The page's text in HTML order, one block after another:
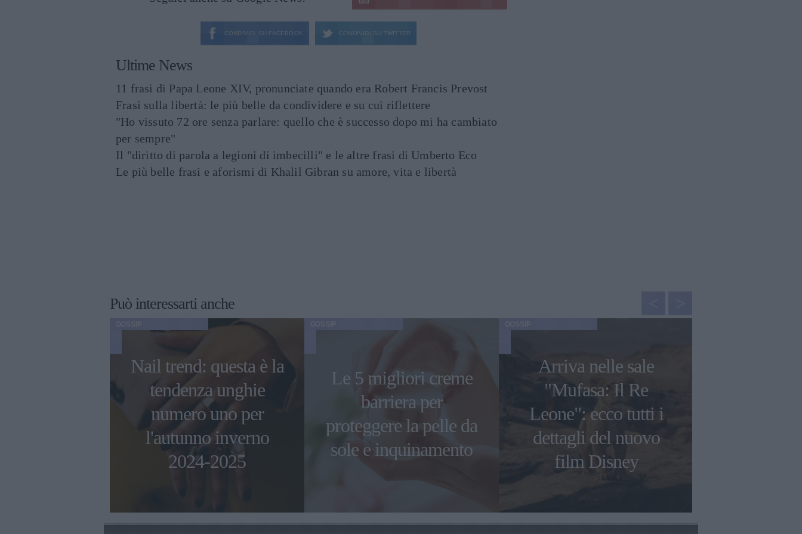
CONDIVIDI SU FACEBOOK CONDIVIDI SU TWITTER
Ultime News
11 frasi di Papa Leone XIV, pronunciate quando era Robert Francis Prevost
Frasi sulla libertà: le più belle da condividere e su cui riflettere
"Ho vissuto 72 ore senza parlare: quello che è successo dopo mi ha cambiato
per sempre"
Il "diritto di parola a legioni di imbecilli" e le altre frasi di Umberto Eco
Le più belle frasi e aforismi di Khalil Gibran su amore, vita e libertà
Può interessarti anche
Nail trend: questa è la
tendenza unghie
numero uno per
l'autunno inverno
2024-2025
Le 5 migliori creme
barriera per
proteggere la pelle da
sole e inquinamento
Arriva nelle sale
"Mufasa: Il Re
Leone": ecco tutti i
dettagli del nuovo
film Disney